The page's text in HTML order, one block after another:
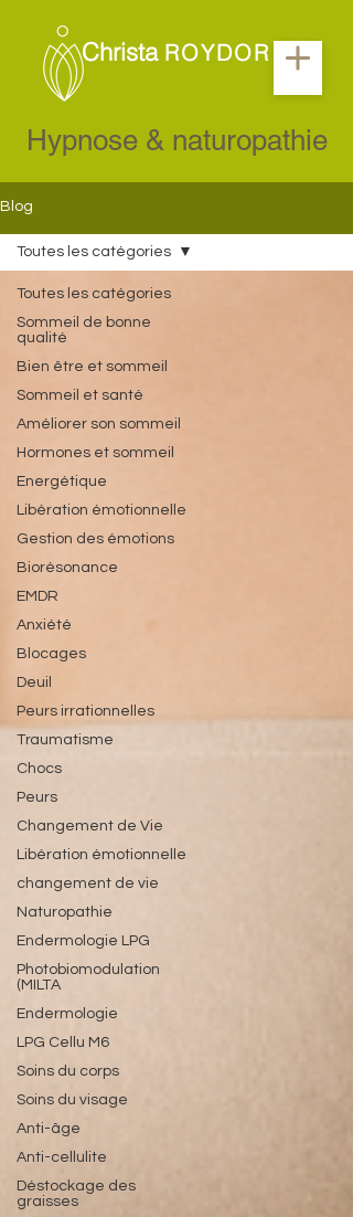
Christa ROYDOR
Hypnose & naturopathie
Blog
Toutes les catégories
Sommeil de bonne
qualité
Bien être et sommeil
Sommeil et santé
Améliorer son sommeil
Hormones et sommeil
Energétique
Libération émotionnelle
Gestion des émotions
Biorésonance
EMDR
Anxiété
Blocages
Deuil
Peurs irrationnelles
Traumatisme
Chocs
Peurs
Changement de Vie
Libération émotionnelle
changement de vie
Naturopathie
Endermologie LPG
Photobiomodulation
(MILTA
Endermologie
LPG Cellu M6
Soins du corps
Soins du visage
Anti-âge
Anti-cellulite
Déstockage des
graisses
Toutes les catégories